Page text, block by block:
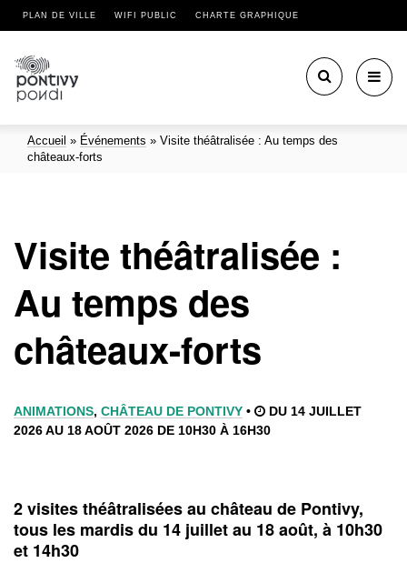
PLAN DE VILLE WIFI PUBLIC CHARTE GRAPHIQUE
Accueil » Événements » Visite théâtralisée : Au temps des
châteaux-forts
Visite théâtralisée :
Au temps des
châteaux-forts
ANIMATIONS, CHÂTEAU DE PONTIVY •
DU 14 JUILLET
2026 AU 18 AOÛT 2026 DE 10H30 À 16H30
2 visites théâtralisées au château de Pontivy,
tous les mardis du 14 juillet au 18 août, à 10h30
et 14h30